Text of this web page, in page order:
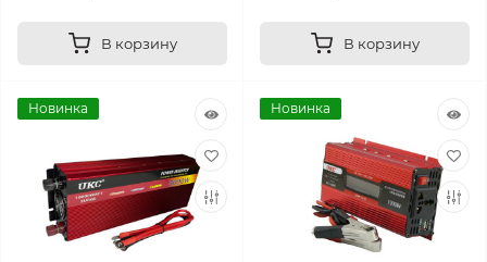
В корзину В корзину
Новинка Новинка